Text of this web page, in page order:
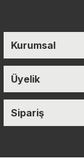
Kurumsal
Üyelik
Sipariş